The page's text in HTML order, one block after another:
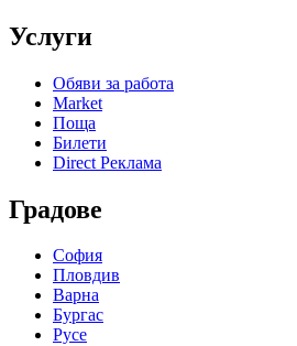
Услуги
Обяви за работа
Market
Поща
Билети
Direct Реклама
Градове
София
Пловдив
Варна
Бургас
Русе